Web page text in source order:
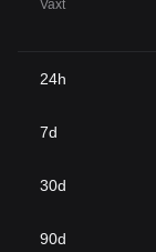
Vaxt
24h
7d
30d
90d